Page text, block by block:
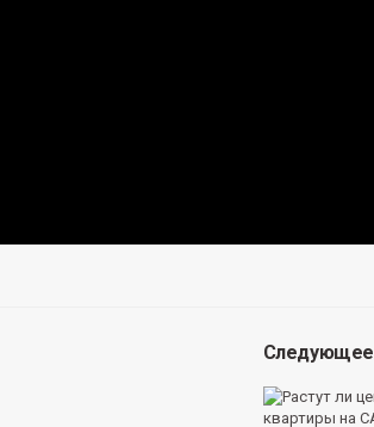
Следующее